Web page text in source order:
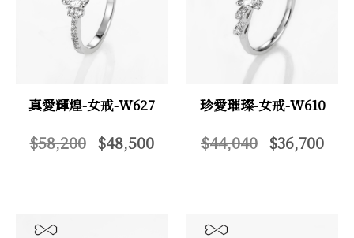
真愛輝煌-女戒-W627
$58,200$48,500
珍愛璀璨-女戒-W610
$44,040$36,700